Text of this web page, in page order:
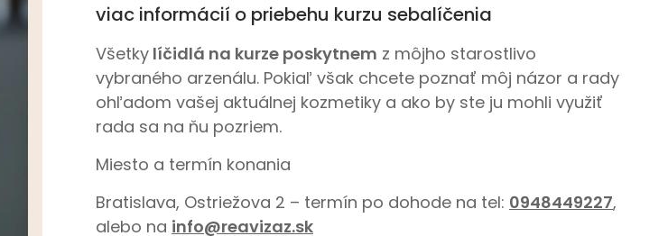
viac informácií o priebehu kurzu sebalíčenia
Všetky líčidlá na kurze poskytnem z môjho starostlivo
vybraného arzenálu. Pokiaľ však chcete poznať môj názor a rady
ohľadom vašej aktuálnej kozmetiky a ako by ste ju mohli využiť
rada sa na ňu pozriem.
Miesto a termín konania
Bratislava, Ostriežova 2 – termín po dohode na tel: 0948449227,
alebo na info@reavizaz.sk